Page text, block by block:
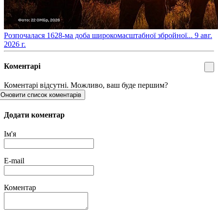
​Розпочалася 1628-ма доба широкомасштабної збройної... 9 авг.
2026 г.
Коментарі
Коментарі відсутні. Можливо, ваш буде першим?
Оновити список коментарів
Додати коментар
Ім'я
E-mail
Коментар